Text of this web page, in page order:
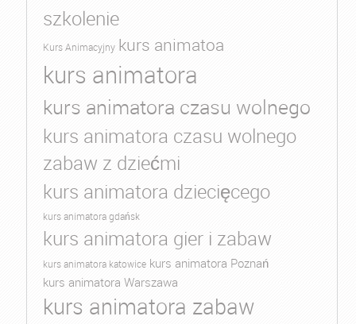
szkolenie
Kurs Animacyjny kurs animatoa
kurs animatora
kurs animatora czasu wolnego
kurs animatora czasu wolnego
zabaw z dziećmi
kurs animatora dziecięcego
kurs animatora gdańsk
kurs animatora gier i zabaw
kurs animatora katowice kurs animatora Poznań
kurs animatora Warszawa
kurs animatora zabaw